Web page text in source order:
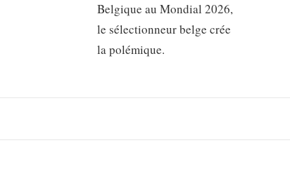
Belgique au Mondial 2026,
le sélectionneur belge crée
la polémique.